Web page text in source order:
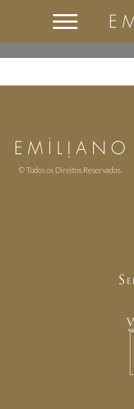
© Todos os Direitos Reservados.